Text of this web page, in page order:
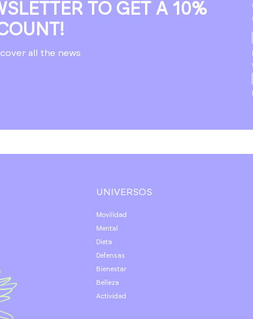
TO GET A 10%
all the news
UNIVERSOS
Movilidad
Mental
Dieta
Defensas
Bienestar
Belleza
Actividad